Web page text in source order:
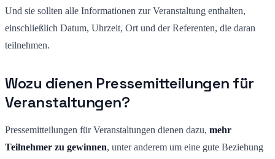
Und sie sollten alle Informationen zur Veranstaltung enthalten,
einschließlich Datum, Uhrzeit, Ort und der Referenten, die daran
teilnehmen.
Wozu dienen Pressemitteilungen für
Veranstaltungen?
Pressemitteilungen für Veranstaltungen dienen dazu, mehr
Teilnehmer zu gewinnen, unter anderem um eine gute Beziehung